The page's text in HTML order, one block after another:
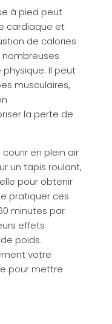
à pied peut
cardiaque et
de calories
Il peut
musculaires,
la perte de
en plein air
un tapis roulant,
pour obtenir
pratiquer ces
minutes par
effets
poids.
votre
pour mettre